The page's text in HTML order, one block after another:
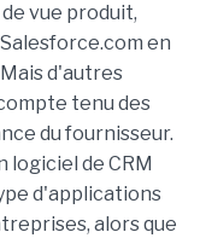
vue produit,
en
d'autres
tenu des
du fournisseur.
logiciel de CRM
d'applications
alors que